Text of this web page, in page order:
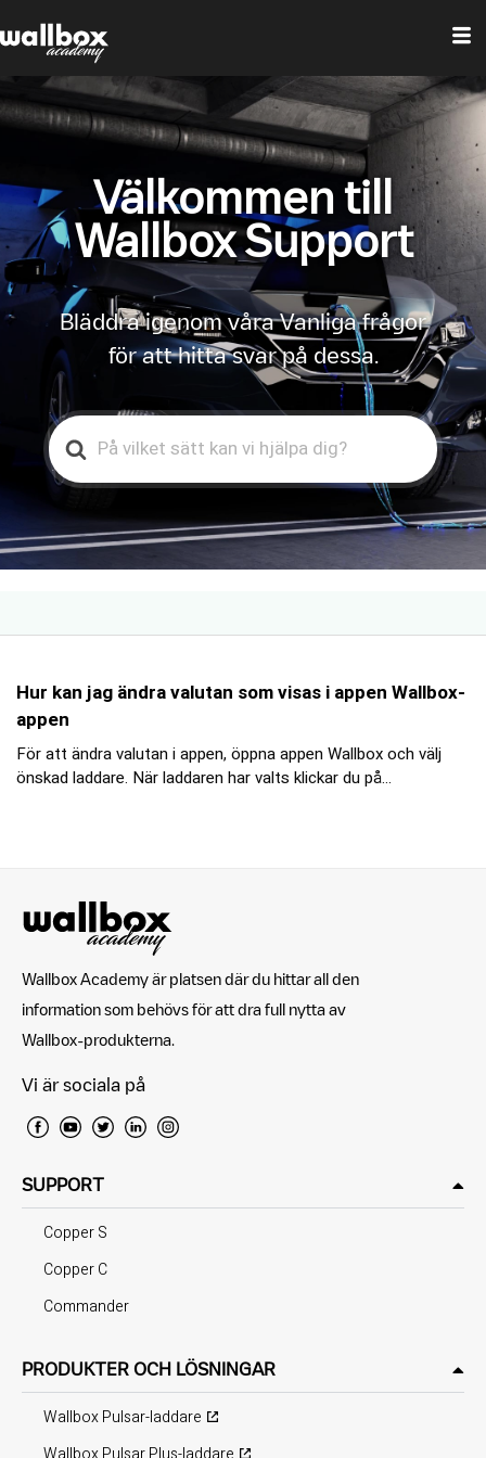
Välkommen till
Wallbox Support
Bläddra igenom våra Vanliga frågor
för att hitta svar på dessa.
Search
For
Hur kan jag ändra valutan som visas i appen Wallbox-
appen
För att ändra valutan i appen, öppna appen Wallbox och välj
önskad laddare. När laddaren har valts klickar du på...
Wallbox Academy är platsen där du hittar all den
information som behövs för att dra full nytta av
Wallbox-produkterna.
Vi är sociala på
SUPPORT
Copper S
Copper C
Commander
PRODUKTER OCH LÖSNINGAR
Wallbox Pulsar-laddare